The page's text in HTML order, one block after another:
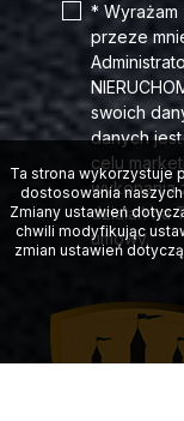
*
przeze
swoich
danych
celu
wykonania
działań na
umowy.
Ta strona wykorzystuje
dostosowania
Zmiany ustawień
chwili modyfikując
zmian ustawień